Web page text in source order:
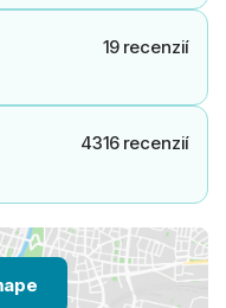
19 recenzií
4316 recenzií